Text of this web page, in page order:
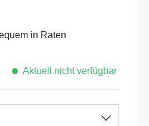
in Raten
Aktuell nicht verfügbar